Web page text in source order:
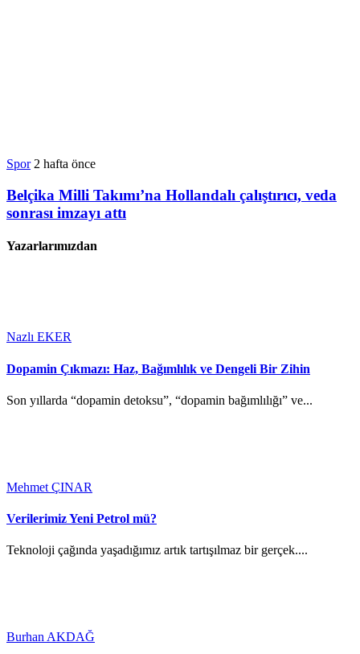
Spor 2 hafta önce
Belçika Milli Takımı’na Hollandalı çalıştırıcı, veda
sonrası imzayı attı
Yazarlarımızdan
Nazlı EKER
Dopamin Çıkmazı: Haz, Bağımlılık ve Dengeli Bir Zihin
Son yıllarda “dopamin detoksu”, “dopamin bağımlılığı” ve...
Mehmet ÇINAR
Verilerimiz Yeni Petrol mü?
Teknoloji çağında yaşadığımız artık tartışılmaz bir gerçek....
Burhan AKDAĞ